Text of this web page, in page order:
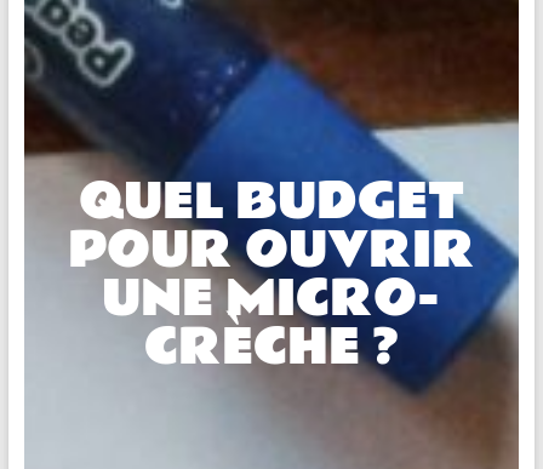
QUEL BUDGET
POUR OUVRIR
UNE MICRO-
CRÈCHE ?